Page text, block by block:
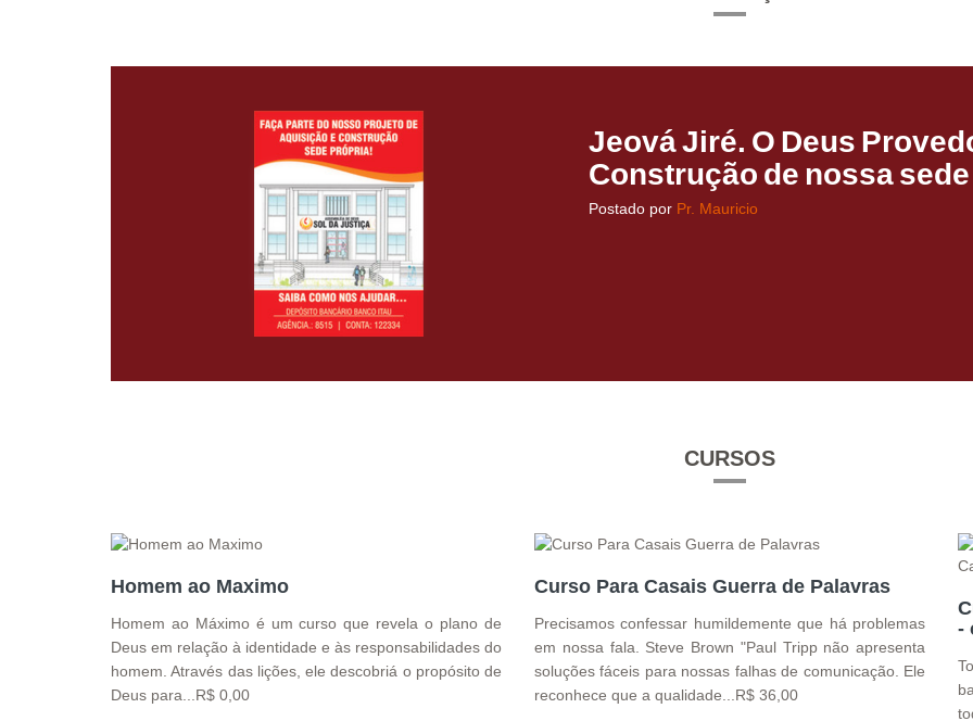
Jeová Jiré. O Deus
Construção de nossa
Postado por Pr. Mauricio
CURSOS
Homem ao Maximo
Homem ao Máximo é um curso que revela o plano de
Deus em relação à identidade e às responsabilidades do
homem. Através das lições, ele descobriá o propósito de
Deus para...R$ 0,00
Curso Para Casais Guerra de Palavras
Precisamos confessar humildemente que há problemas
em nossa fala. Steve Brown "Paul Tripp não apresenta
soluções fáceis para nossas falhas de comunicação. Ele
reconhece que a qualidade...R$ 36,00
-